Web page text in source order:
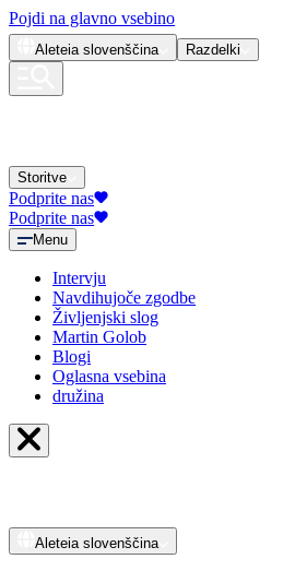
Pojdi na glavno vsebino
Aleteia slovenščina Razdelki
Storitve
Podprite nas
Podprite nas
Menu
Intervju
Navdihujoče zgodbe
Življenjski slog
Martin Golob
Blogi
Oglasna vsebina
družina
Aleteia slovenščina